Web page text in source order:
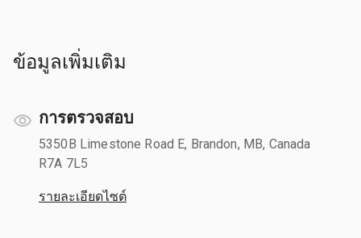
ข้อมูลเพิ่มเติม
การตรวจสอบ
5350B Limestone Road E, Brandon, MB, Canada
R7A 7L5
รายละเอียดไซต์